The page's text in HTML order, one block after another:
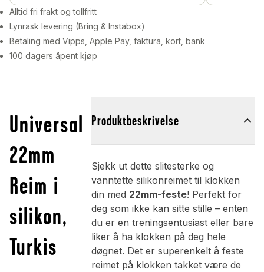
Alltid fri frakt og tollfritt
Lynrask levering (Bring & Instabox)
Betaling med Vipps, Apple Pay, faktura, kort, bank
100 dagers åpent kjøp
Universal
22mm
Reim i
silikon,
Turkis
Produktbeskrivelse
Sjekk ut dette slitesterke og
vanntette silikonreimet til klokken
din med 22mm-feste! Perfekt for
deg som ikke kan sitte stille – enten
du er en treningsentusiast eller bare
liker å ha klokken på deg hele
døgnet. Det er superenkelt å feste
reimet på klokken takket være de